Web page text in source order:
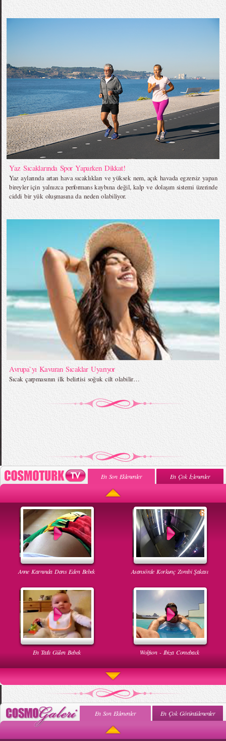
Yaz Sıcaklarında Spor Yaparken Dikkat!
Yaz aylarında artan hava sıcaklıkları ve yüksek nem, açık havada egzersiz yapan
bireyler için yalnızca performans kaybına değil, kalp ve dolaşım sistemi üzerinde
ciddi bir yük oluşmasına da neden olabiliyor.
Avrupa`yı Kavuran Sıcaklar Uyarıyor
Sıcak çarpmasının ilk belirtisi soğuk cilt olabilir…
En Son Eklenenler En Çok İzlenenler
Anne Karnında Dans Eden Bebek Asansörde Korkunç Zombi Şakası
En Tatlı Gülen Bebek Wolfson - Ibiza Comeback
Uyuyan Bebeğe Gangnam Dinletilirse Ne Olur
En Son Eklenenler En Çok Görüntülenenler